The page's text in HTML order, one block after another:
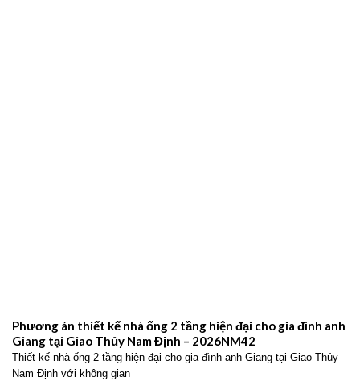
Phương án thiết kế nhà ống 2 tầng hiện đại cho gia đình anh
Giang tại Giao Thủy Nam Định – 2026NM42
Thiết kế nhà ống 2 tầng hiện đại cho gia đình anh Giang tại Giao Thủy
Nam Định với không gian